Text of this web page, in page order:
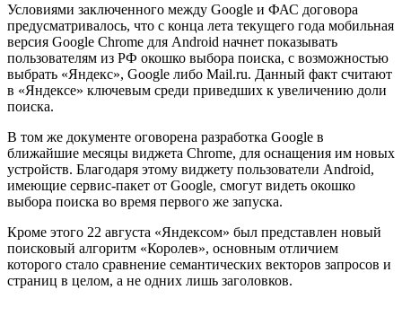
Условиями заключенного между Google и ФАС договора
предусматривалось, что с конца лета текущего года мобильная
версия Google Chrome для Android начнет показывать
пользователям из РФ окошко выбора поиска, с возможностью
выбрать «Яндекс», Google либо Mail.ru. Данный факт считают
в «Яндексе» ключевым среди приведших к увеличению доли
поиска.
В том же документе оговорена разработка Google в
ближайшие месяцы виджета Chrome, для оснащения им новых
устройств. Благодаря этому виджету пользователи Android,
имеющие сервис-пакет от Google, смогут видеть окошко
выбора поиска во время первого же запуска.
Кроме этого 22 августа «Яндексом» был представлен новый
поисковый алгоритм «Королев», основным отличием
которого стало сравнение семантических векторов запросов и
страниц в целом, а не одних лишь заголовков.